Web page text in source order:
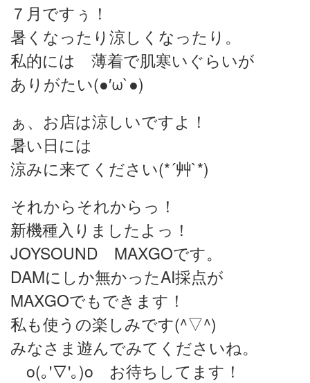
７月ですぅ！
暑くなったり涼しくなったり。
私的には 薄着で肌寒いぐらいが
ありがたい(●′ω`●)
ぁ、お店は涼しいですよ！
暑い日には
涼みに来てください(*´艸`*)
それからそれからっ！
新機種入りましたよっ！
JOYSOUND MAXGOです。
DAMにしか無かったAI採点が
MAXGOでもできます！
私も使うの楽しみです(^▽^)
みなさま遊んでみてくださいね。
o(｡'▽'｡)o お待ちしてます！